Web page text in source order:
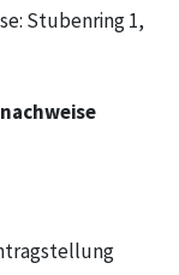
Stubenring 1,